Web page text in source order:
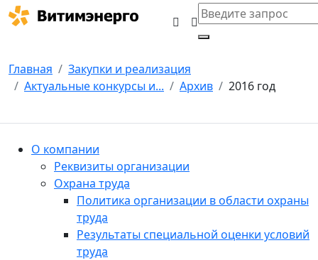
О компании
Реквизиты организации
Охрана труда
Политика организации в области охраны
труда
Результаты специальной оценки условий
труда
Главная
Закупки и реализация
Актуальные конкурсы и...
Архив 2016 год